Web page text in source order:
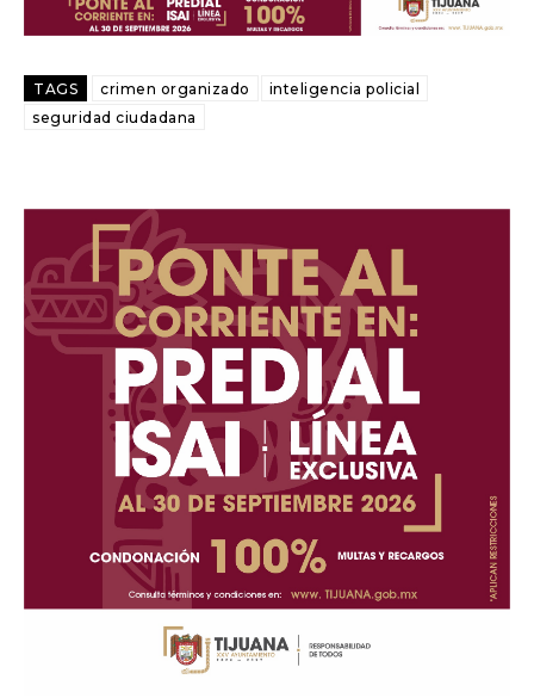
TAGS crimen organizado
inteligencia policial
seguridad ciudadana